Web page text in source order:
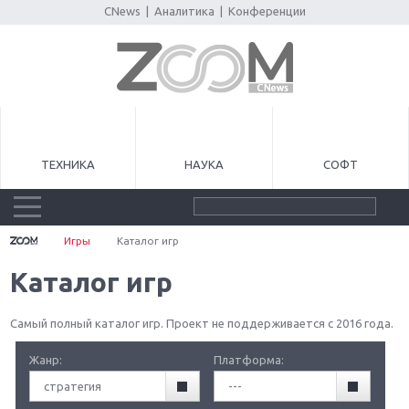
CNews Аналитика Конференции
ТЕХНИКА НАУКА СОФТ
Игры Каталог игр
Каталог игр
Самый полный каталог игр. Проект не поддерживается с 2016 года.
Жанр:
стратегия
Платформа:
---